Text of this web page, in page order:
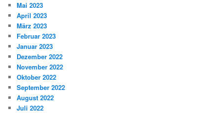
Mai 2023
April 2023
März 2023
Februar 2023
Januar 2023
Dezember 2022
November 2022
Oktober 2022
September 2022
August 2022
Juli 2022